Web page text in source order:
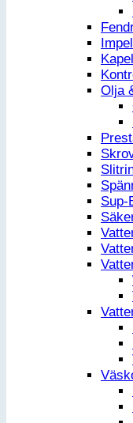
Kapell
Olja
Sup-